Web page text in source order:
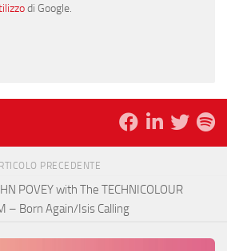
di Google.
PRECEDENTE
POVEY with The TECHNICOLOUR
– Born Again/Isis Calling